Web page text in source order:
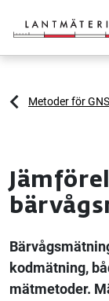
Metoder för
kodmätning,
mätmetoder.